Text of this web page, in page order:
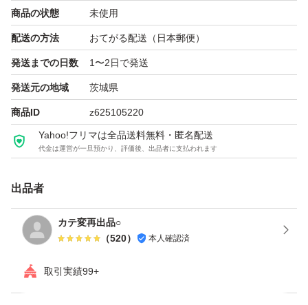
商品の状態 未使用
配送の方法 おてがる配送（日本郵便）
発送までの日数 1〜2日で発送
発送元の地域 茨城県
商品ID z625105220
Yahoo!フリマは全品送料無料・匿名配送
代金は運営が一旦預かり、評価後、出品者に支払われます
出品者
カテ変再出品○
（520） 本人確認済
取引実績99+